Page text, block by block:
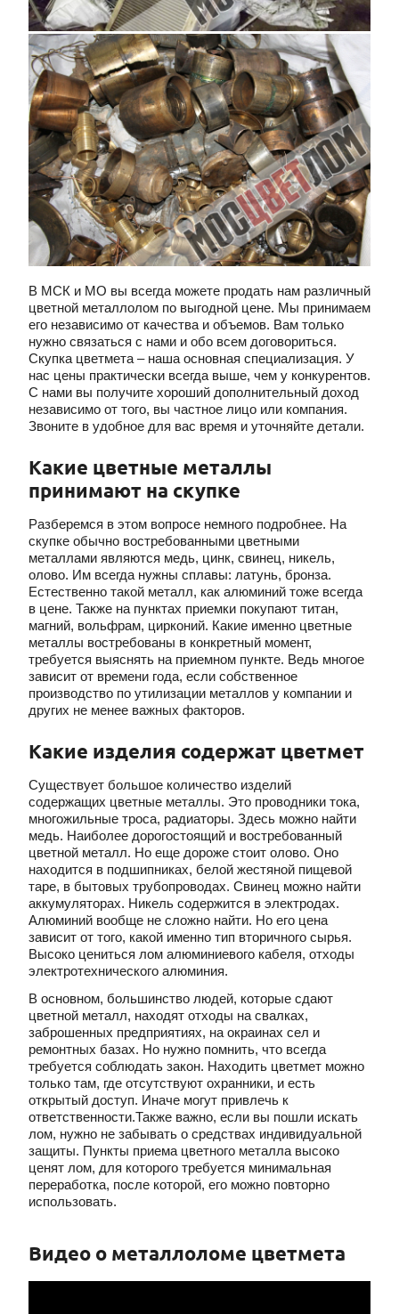
В МСК и МО вы всегда можете продать нам различный
цветной металлолом по выгодной цене. Мы принимаем
его независимо от качества и объемов. Вам только
нужно связаться с нами и обо всем договориться.
Скупка цветмета – наша основная специализация. У
нас цены практически всегда выше, чем у конкурентов.
С нами вы получите хороший дополнительный доход
независимо от того, вы частное лицо или компания.
Звоните в удобное для вас время и уточняйте детали.
Какие цветные металлы
принимают на скупке
Разберемся в этом вопросе немного подробнее. На
скупке обычно востребованными цветными
металлами являются медь, цинк, свинец, никель,
олово. Им всегда нужны сплавы: латунь, бронза.
Естественно такой металл, как алюминий тоже всегда
в цене. Также на пунктах приемки покупают титан,
магний, вольфрам, цирконий. Какие именно цветные
металлы востребованы в конкретный момент,
требуется выяснять на приемном пункте. Ведь многое
зависит от времени года, если собственное
производство по утилизации металлов у компании и
других не менее важных факторов.
Какие изделия содержат цветмет
Существует большое количество изделий
содержащих цветные металлы. Это проводники тока,
многожильные троса, радиаторы. Здесь можно найти
медь. Наиболее дорогостоящий и востребованный
цветной металл. Но еще дороже стоит олово. Оно
находится в подшипниках, белой жестяной пищевой
таре, в бытовых трубопроводах. Свинец можно найти
аккумуляторах. Никель содержится в электродах.
Алюминий вообще не сложно найти. Но его цена
зависит от того, какой именно тип вторичного сырья.
Высоко цениться лом алюминиевого кабеля, отходы
электротехнического алюминия.
В основном, большинство людей, которые сдают
цветной металл, находят отходы на свалках,
заброшенных предприятиях, на окраинах сел и
ремонтных базах. Но нужно помнить, что всегда
требуется соблюдать закон. Находить цветмет можно
только там, где отсутствуют охранники, и есть
открытый доступ. Иначе могут привлечь к
ответственности.Также важно, если вы пошли искать
лом, нужно не забывать о средствах индивидуальной
защиты. Пункты приема цветного металла высоко
ценят лом, для которого требуется минимальная
переработка, после которой, его можно повторно
использовать.
Видео о металлоломе цветмета